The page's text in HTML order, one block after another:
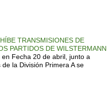
TRANSMISIONES DE
PARTIDOS DE WILSTERMANN
Fecha 20 de abril, junto a
la División Primera A se